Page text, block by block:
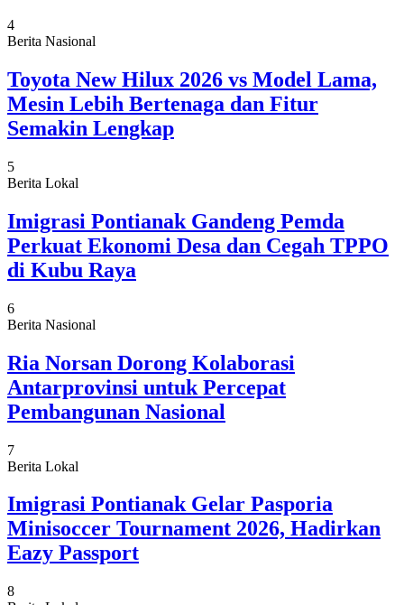
4
Berita Nasional
Toyota New Hilux 2026 vs Model Lama,
Mesin Lebih Bertenaga dan Fitur
Semakin Lengkap
5
Berita Lokal
Imigrasi Pontianak Gandeng Pemda
Perkuat Ekonomi Desa dan Cegah TPPO
di Kubu Raya
6
Berita Nasional
Ria Norsan Dorong Kolaborasi
Antarprovinsi untuk Percepat
Pembangunan Nasional
7
Berita Lokal
Imigrasi Pontianak Gelar Pasporia
Minisoccer Tournament 2026, Hadirkan
Eazy Passport
8